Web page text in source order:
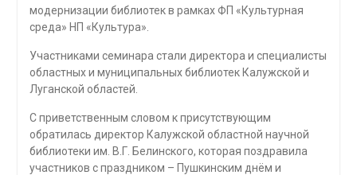
модернизации библиотек в рамках ФП «Культурная
среда» НП «Культура».
Участниками семинара стали директора и специалисты
областных и муниципальных библиотек Калужской и
Луганской областей.
С приветственным словом к присутствующим
обратилась директор Калужской областной научной
библиотеки им. В.Г. Белинского, которая поздравила
участников с праздником – Пушкинским днём и